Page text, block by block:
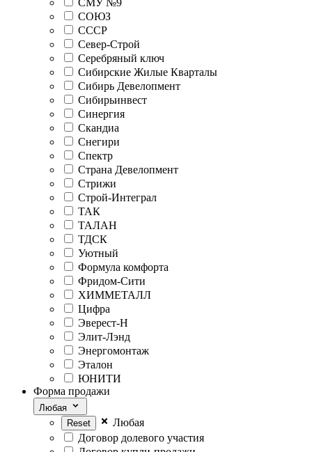
СМУ №9
СОЮЗ
СССР
Север-Строй
Серебряный ключ
Сибирские Жилые Кварталы
Сибирь Девелопмент
Сибирьинвест
Синергия
Скандиа
Снегири
Спектр
Страна Девелопмент
Стрижи
Строй-Интеграл
ТАК
ТАЛАН
ТДСК
Уютный
Формула комфорта
Фридом-Сити
ХИММЕТАЛЛ
Цифра
Эверест-Н
Элит-Лэнд
Энергомонтаж
Эталон
ЮНИТИ
Форма продажи
Любая
Любая
Договор долевого участия